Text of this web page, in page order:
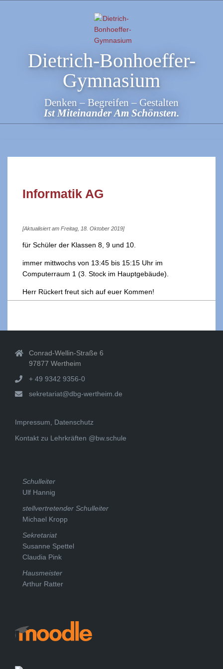
Dietrich-Bonhoeffer-
Gymnasium
Denken – Begreifen – Gestalten
Ist Miteinander Am Schönsten.
Informatik AG
[Aktualisiert am Freitag, 18. Oktober 2019]
für Schüler der Klassen 8, 9 und 10.
immer mittwochs von 13:45 bis 15:15 Uhr im
Computerraum 1 (3. Stock im Hauptgebäude).
Herr Rückert freut sich auf euer Kommen!
Conrad-Wellin-Straße 6
97877 Wertheim
+ 49 9342 9356-0
sekretariat@dbg-wertheim.de
Impressum, Datenschutz
Kontakt zu Lehrkräften @bw.schule
Schulleiter
Ulf Hannig
stellvertretender Schulleiter
Michael Kropp
Sekretariat
Susanne Spettel
Claudia Pink
Hausmeister
Arthur Ratter